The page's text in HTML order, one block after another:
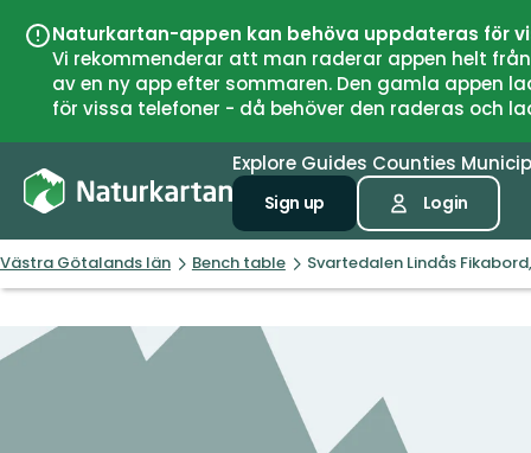
Naturkartan-appen kan behöva uppdateras för
Vi rekommenderar att man raderar appen helt
av en ny app efter sommaren. Den gamla
för vissa telefoner - då behöver den raderas och
Explore Guides Counties
Sign up Login
Västra Götalands län Bench table Svartedalen Lindås